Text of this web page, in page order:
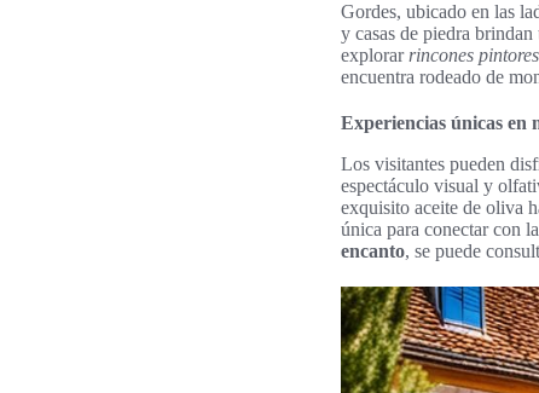
Gordes, ubicado en las
y casas de piedra
explorar rincones
encuentra rodeado de
Experiencias únicas en
Los visitantes pueden
espectáculo visual y
exquisito aceite de oliva
única para conectar con
encanto, se puede